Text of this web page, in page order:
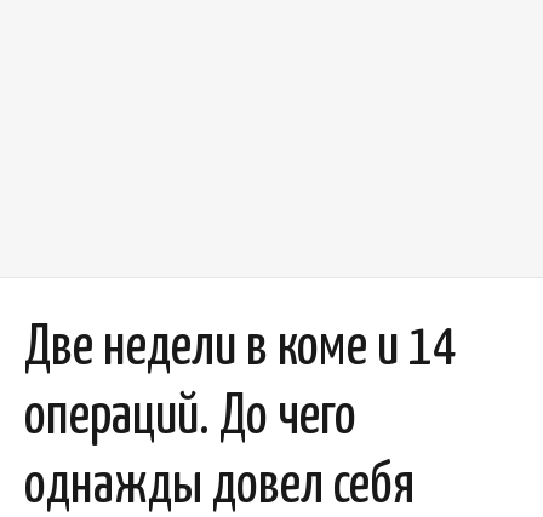
Две недели в коме и 14
операций. До чего
однажды довел себя